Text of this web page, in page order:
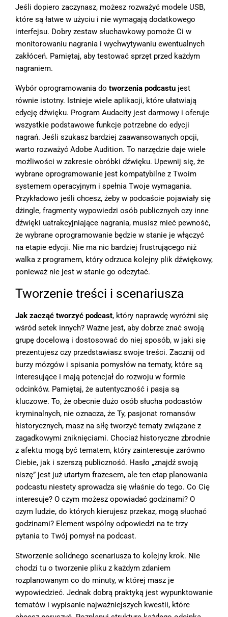
Jeśli dopiero zaczynasz, możesz rozważyć modele USB,
które są łatwe w użyciu i nie wymagają dodatkowego
interfejsu. Dobry zestaw słuchawkowy pomoże Ci w
monitorowaniu nagrania i wychwytywaniu ewentualnych
zakłóceń. Pamiętaj, aby testować sprzęt przed każdym
nagraniem.
Wybór oprogramowania do tworzenia podcastu jest
równie istotny. Istnieje wiele aplikacji, które ułatwiają
edycję dźwięku. Program Audacity jest darmowy i oferuje
wszystkie podstawowe funkcje potrzebne do edycji
nagrań. Jeśli szukasz bardziej zaawansowanych opcji,
warto rozważyć Adobe Audition. To narzędzie daje wiele
możliwości w zakresie obróbki dźwięku. Upewnij się, że
wybrane oprogramowanie jest kompatybilne z Twoim
systemem operacyjnym i spełnia Twoje wymagania.
Przykładowo jeśli chcesz, żeby w podcaście pojawiały się
dżingle, fragmenty wypowiedzi osób publicznych czy inne
dźwięki uatrakcyjniające nagrania, musisz mieć pewność,
że wybrane oprogramowanie będzie w stanie je włączyć
na etapie edycji. Nie ma nic bardziej frustrującego niż
walka z programem, który odrzuca kolejny plik dźwiękowy,
ponieważ nie jest w stanie go odczytać.
Tworzenie treści i scenariusza
Jak zacząć tworzyć podcast, który naprawdę wyróżni się
wśród setek innych? Ważne jest, aby dobrze znać swoją
grupę docelową i dostosować do niej sposób, w jaki się
prezentujesz czy przedstawiasz swoje treści. Zacznij od
burzy mózgów i spisania pomysłów na tematy, które są
interesujące i mają potencjał do rozwoju w formie
odcinków. Pamiętaj, że autentyczność i pasja są
kluczowe. To, że obecnie dużo osób słucha podcastów
kryminalnych, nie oznacza, że Ty, pasjonat romansów
historycznych, masz na siłę tworzyć tematy związane z
zagadkowymi zniknięciami. Chociaż historyczne zbrodnie
z afektu mogą być tematem, który zainteresuje zarówno
Ciebie, jak i szerszą publiczność. Hasło „znajdź swoją
niszę” jest już utartym frazesem, ale ten etap planowania
podcastu niestety sprowadza się właśnie do tego. Co Cię
interesuje? O czym możesz opowiadać godzinami? O
czym ludzie, do których kierujesz przekaz, mogą słuchać
godzinami? Element wspólny odpowiedzi na te trzy
pytania to Twój pomysł na podcast.
Stworzenie solidnego scenariusza to kolejny krok. Nie
chodzi tu o tworzenie pliku z każdym zdaniem
rozplanowanym co do minuty, w której masz je
wypowiedzieć. Jednak dobrą praktyką jest wypunktowanie
tematów i wypisanie najważniejszych kwestii, które